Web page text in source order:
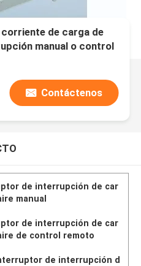
de carga de
manual o control
Contáctenos
de interrupción de car
manual
de interrupción de car
de control remoto
de interrupción d